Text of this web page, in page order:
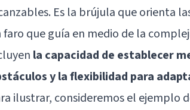
Es la brújula que orienta
faro que guía en medio de la
la capacidad de establecer
y la flexibilidad para
ilustrar, consideremos el ejemplo